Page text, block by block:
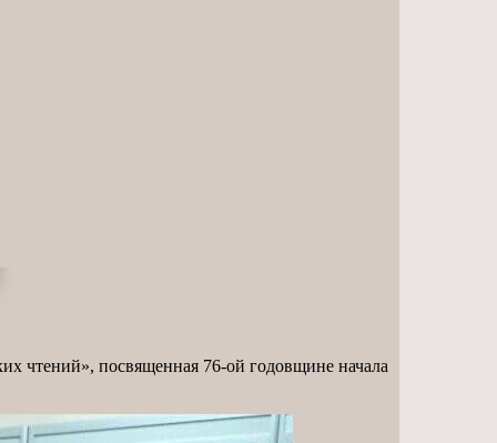
чтений», посвященная 76-ой годовщине начала